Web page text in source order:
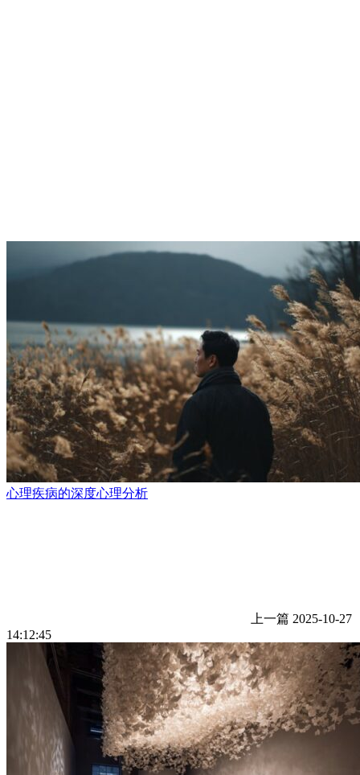
心理疾病的深度心理分析
上一篇 2025-10-27
14:12:45